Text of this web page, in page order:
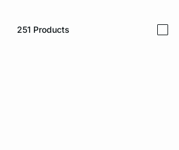
251 Products